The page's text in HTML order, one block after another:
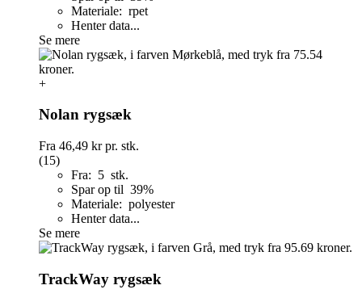
Materiale: rpet
Henter data...
Se mere
+
Nolan rygsæk
Fra 46,49 krpr. stk.
(15)
Fra: 5 stk.
Spar op til 39%
Materiale: polyester
Henter data...
Se mere
TrackWay rygsæk